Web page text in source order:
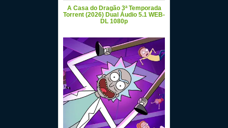
A Casa do Dragão 3ª Temporada
Torrent (2026) Dual Áudio 5.1 WEB-
DL 1080p